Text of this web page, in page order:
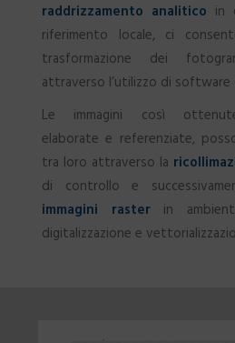
raddrizzamento analitico in
riferimento locale, ci
trasformazione dei
attraverso l’utilizzo di software
Le immagini così
elaborate e referenziate,
tra loro attraverso la
di controllo e
immagini rasterin
digitalizzazione e